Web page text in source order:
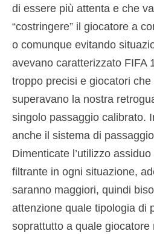
di essere più attenta e che
“costringere” il giocatore a
o comunque evitando
avevano caratterizzato FIFA
troppo precisi e giocatori
superavano la nostra
singolo passaggio calibrato.
anche il sistema di
Dimenticate l’utilizzo
filtrante in ogni situazione,
saranno maggiori, quindi
attenzione quale tipologia di
soprattutto a quale